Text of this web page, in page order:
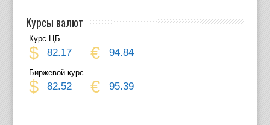
Курсы валют
Курс ЦБ
$ 82.17 € 94.84
Биржевой курс
$ 82.52 € 95.39